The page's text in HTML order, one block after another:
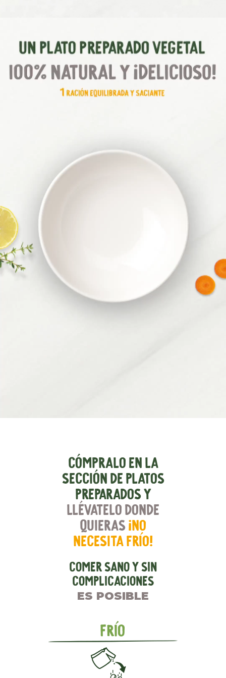
Cómpralo en la
sección de platos
preparados y
llévatelo donde
quieras¡no
necesita frío!
Comer sano y sin
complicaciones
ES POSIBLE